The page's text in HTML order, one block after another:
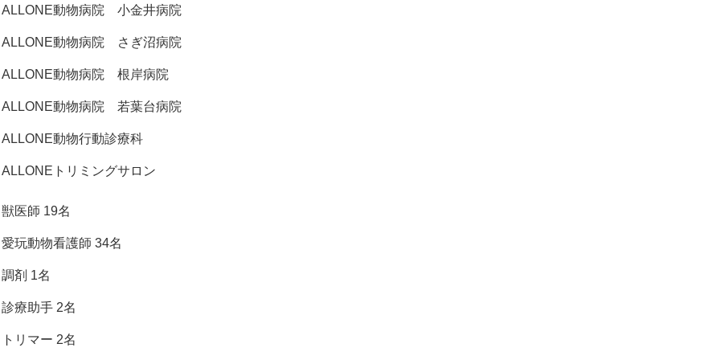
ALLONE動物病院 小金井病院
ALLONE動物病院 さぎ沼病院
ALLONE動物病院 根岸病院
ALLONE動物病院 若葉台病院
ALLONE動物行動診療科
ALLONEトリミングサロン
獣医師 19名
愛玩動物看護師 34名
調剤 1名
診療助手 2名
トリマー 2名